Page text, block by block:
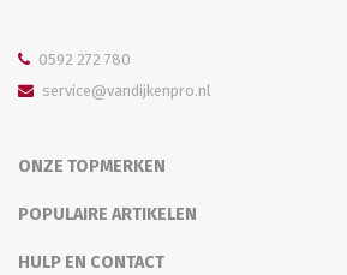
0592 272 780
service@vandijkenpro.nl
ONZE TOPMERKEN
POPULAIRE ARTIKELEN
HULP EN CONTACT